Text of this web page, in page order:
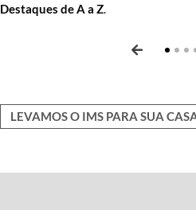
Destaques de A a Z.
resolução e saiba mais sobre as obras
conversas e debates com artistas e
LEVAMOS O IMS PARA SUA